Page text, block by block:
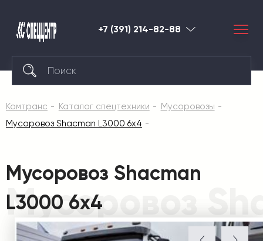
+7 (391) 214-82-88 Красноярск
Комтранс Каталог спецтехники
Мусоровозы
Мусоровоз Shacman L3000 6х4
Мусоровоз
Мусоровоз Shacman
L3000 6х4